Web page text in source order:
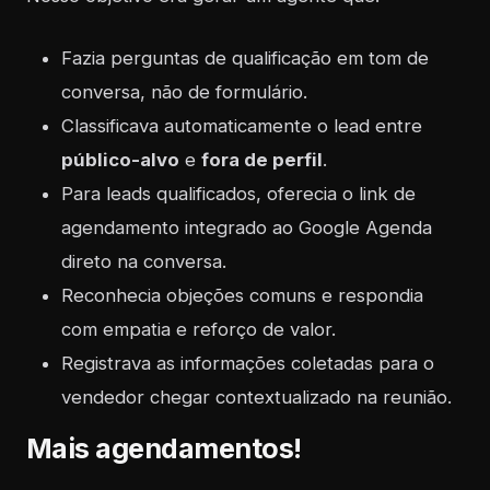
Fazia perguntas de qualificação em tom de
conversa, não de formulário.
Classificava automaticamente o lead entre
público-alvo e fora de perfil.
Para leads qualificados, oferecia o link de
agendamento integrado ao Google Agenda
direto na conversa.
Reconhecia objeções comuns e respondia
com empatia e reforço de valor.
Registrava as informações coletadas para o
vendedor chegar contextualizado na reunião.
Mais agendamentos!